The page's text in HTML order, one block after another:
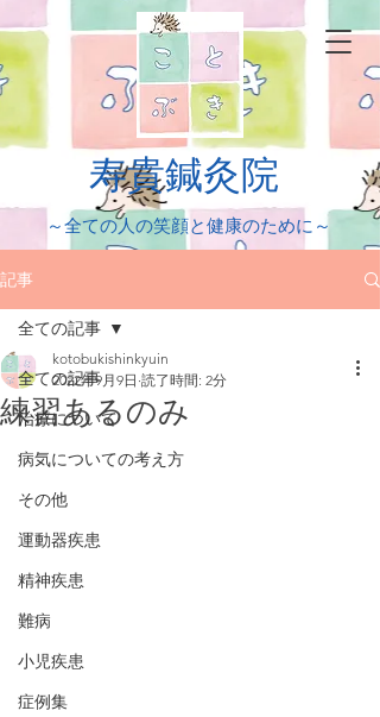
​寿貴鍼灸院
​～全ての人の笑顔と健康のために～
記事
全ての記事
治療について
病気についての考え方
その他
運動器疾患
精神疾患
難病
小児疾患
症例集
全ての記事
練習あるのみ
kotobukishinkyuin
2022年9月9日 読了時間: 2分